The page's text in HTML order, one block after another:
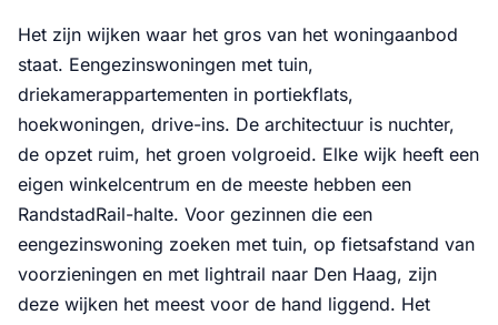
Het zijn wijken waar het gros van het woningaanbod
staat. Eengezinswoningen met tuin,
driekamerappartementen in portiekflats,
hoekwoningen, drive-ins. De architectuur is nuchter,
de opzet ruim, het groen volgroeid. Elke wijk heeft een
eigen winkelcentrum en de meeste hebben een
RandstadRail-halte. Voor gezinnen die een
eengezinswoning zoeken met tuin, op fietsafstand van
voorzieningen en met lightrail naar Den Haag, zijn
deze wijken het meest voor de hand liggend. Het